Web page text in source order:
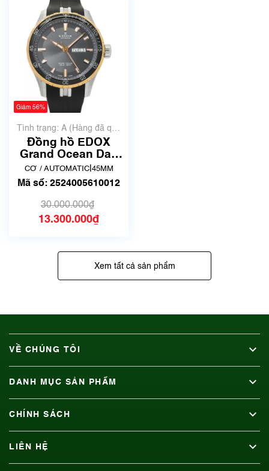
Giảm 56%
Tình trạng: A (Hàng đã qua
sử dụng nhưng rất đẹp,
không có xước)
Đồng hồ EDOX
Grand Ocean Day
Date 88002-
357RCA-NIR | Đã
CƠ / AUTOMATIC| 45MM
Mã số: 2524005610012
30.000.000₫
13.300.000₫
Xem tất cả sản phẩm
VỀ CHÚNG TÔI
DANH MỤC SẢN PHẨM
CHÍNH SÁCH
LIÊN HỆ